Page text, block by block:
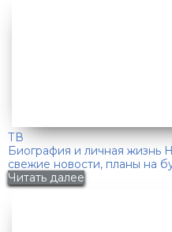
ТВ
Биография и личная жизнь
свежие новости, планы на
Читать далее